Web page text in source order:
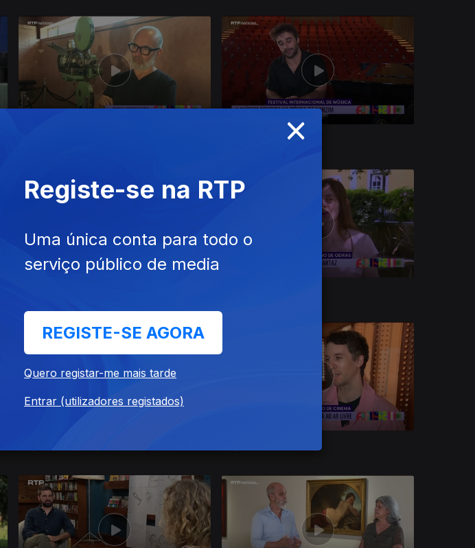
×
Registe-se na RTP
Uma única conta para todo o
serviço público de media
REGISTE-SE AGORA
Quero registar-me mais tarde
Entrar (utilizadores registados)